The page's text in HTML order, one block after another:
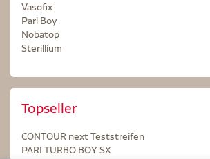
Vasofix
Pari Boy
Nobatop
Sterillium
Topseller
CONTOUR next Teststreifen
PARI TURBO BOY SX